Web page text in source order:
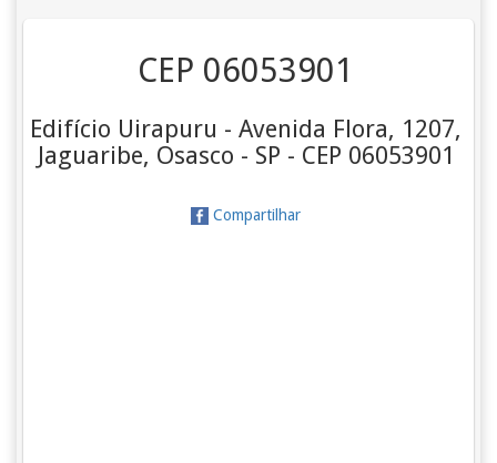
CEP 06053901
Edifício Uirapuru - Avenida Flora, 1207,
Jaguaribe, Osasco - SP - CEP 06053901
Compartilhar